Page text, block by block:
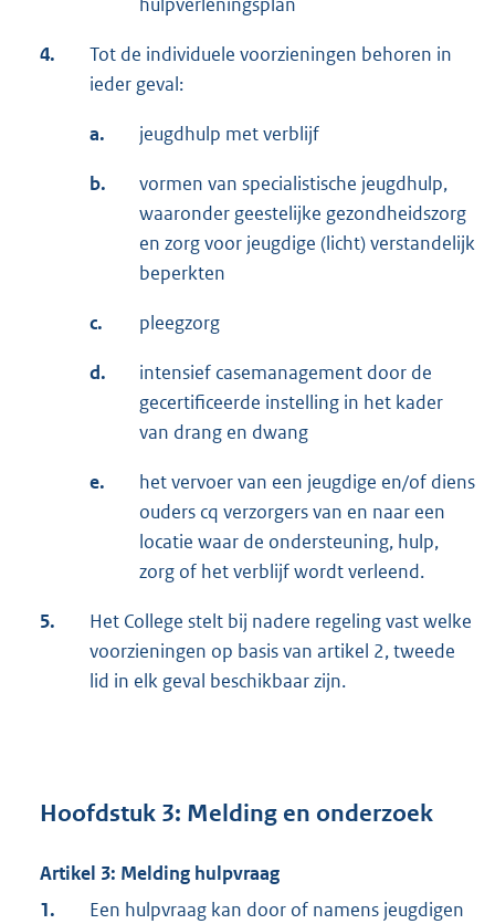
hulpverleningsplan
4.
Tot de individuele voorzieningen behoren in
ieder geval:
a. jeugdhulp met verblijf
b.
vormen van specialistische jeugdhulp,
waaronder geestelijke gezondheidszorg
en zorg voor jeugdige (licht) verstandelijk
beperkten
c. pleegzorg
d.
intensief casemanagement door de
gecertificeerde instelling in het kader
van drang en dwang
e.
het vervoer van een jeugdige en/of diens
ouders cq verzorgers van en naar een
locatie waar de ondersteuning, hulp,
zorg of het verblijf wordt verleend.
5.
Het College stelt bij nadere regeling vast welke
voorzieningen op basis van artikel 2, tweede
lid in elk geval beschikbaar zijn.
Hoofdstuk 3: Melding en onderzoek
Artikel 3: Melding hulpvraag
1.
Een hulpvraag kan door of namens jeugdigen